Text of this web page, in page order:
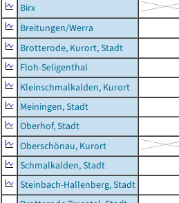
Birx
Breitungen/Werra
Brotterode, Kurort, Stadt
Floh-Seligenthal
Kleinschmalkalden, Kurort
Meiningen, Stadt
Oberhof, Stadt
Oberschönau, Kurort
Schmalkalden, Stadt
Steinbach-Hallenberg, Stadt